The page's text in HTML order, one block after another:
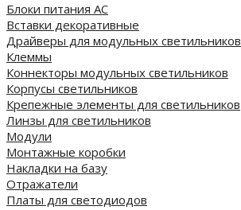
Блоки питания AC
Вставки декоративные
Драйверы для модульных светильников
Клеммы
Коннекторы модульных светильников
Корпусы светильников
Крепежные элементы для светильников
Линзы для светильников
Модули
Монтажные коробки
Накладки на базу
Отражатели
Платы для светодиодов